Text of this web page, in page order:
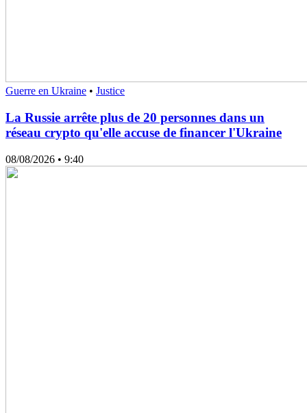
Guerre en Ukraine • Justice
La Russie arrête plus de 20 personnes dans un
réseau crypto qu'elle accuse de financer l'Ukraine
08/08/2026 • 9:40